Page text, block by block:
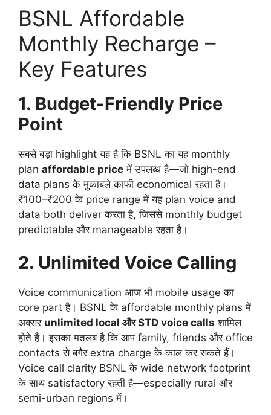
BSNL Affordable
Monthly Recharge –
Key Features
1. Budget-Friendly Price
Point
सबसे बड़ा highlight यह है कि BSNL का यह monthly
plan affordable price में उपलब्ध है—जो high-end
data plans के मुकाबले काफी economical रहता है।
₹100–₹200 के price range में यह plan voice and
data both deliver करता है, जिससे monthly budget
predictable और manageable रहता है।
2. Unlimited Voice Calling
Voice communication आज भी mobile usage का
core part है। BSNL के affordable monthly plans में
अक्सर unlimited local और STD voice calls शामिल
होते हैं। इसका मतलब है कि आप family, friends और office
contacts से बगैर extra charge के काल कर सकते हैं।
Voice call clarity BSNL के wide network footprint
के साथ satisfactory रहती है—especially rural और
semi-urban regions में।